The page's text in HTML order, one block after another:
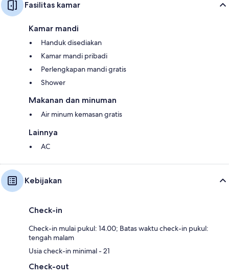
Fasilitas kamar
Kamar mandi
Handuk disediakan
Kamar mandi pribadi
Perlengkapan mandi gratis
Shower
Makanan dan minuman
Air minum kemasan gratis
Lainnya
AC
Kebijakan
Check-in
Check-in mulai pukul: 14.00; Batas waktu check-in pukul:
tengah malam
Usia check-in minimal - 21
Check-out